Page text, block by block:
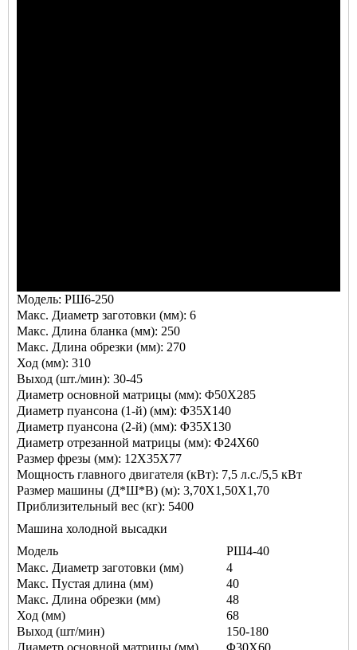
Модель: РШ6-250
Макс. Диаметр заготовки (мм): 6
Макс. Длина бланка (мм): 250
Макс. Длина обрезки (мм): 270
Ход (мм): 310
Выход (шт./мин): 30-45
Диаметр основной матрицы (мм): Φ50X285
Диаметр пуансона (1-й) (мм): Φ35X140
Диаметр пуансона (2-й) (мм): Φ35X130
Диаметр отрезанной матрицы (мм): Φ24X60
Размер фрезы (мм): 12X35X77
Мощность главного двигателя (кВт): 7,5 л.с./5,5 кВт
Размер машины (Д*Ш*В) (м): 3,70X1,50X1,70
Приблизительный вес (кг): 5400
Машина холодной высадки
Модель
РШ4-40
Макс. Диаметр заготовки (мм)
4
Макс. Пустая длина (мм)
40
Макс. Длина обрезки (мм)
48
Ход (мм)
68
Выход (шт/мин)
150-180